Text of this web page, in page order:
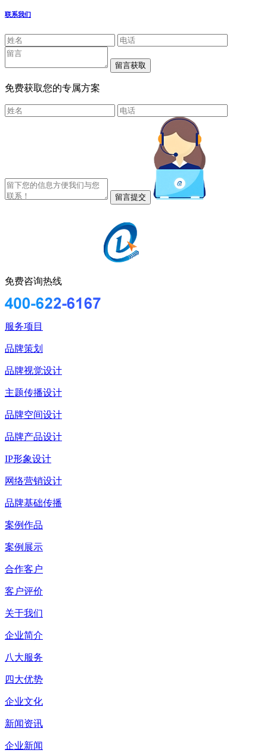
联系我们
免费获取您的专属方案
免费咨询热线
服务项目
品牌策划
品牌视觉设计
主题传播设计
品牌空间设计
品牌产品设计
IP形象设计
网络营销设计
品牌基础传播
案例作品
案例展示
合作客户
客户评价
关于我们
企业简介
八大服务
四大优势
企业文化
新闻资讯
企业新闻